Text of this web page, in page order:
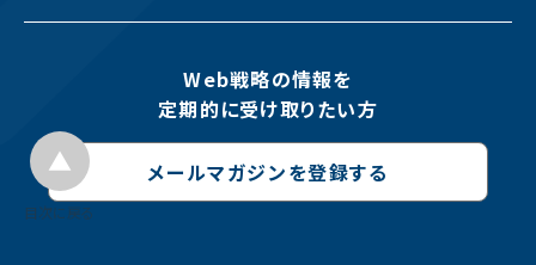
目次に戻る
Web戦略の情報を
定期的に受け取りたい方
メールマガジンを登録する